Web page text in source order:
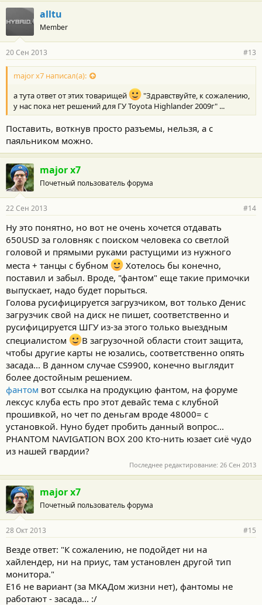
alltu
Member
20 Сен 2013 #13
major x7 написал(а):
а тута ответ от этих товарищей
"Здравствуйте, к сожалению,
у нас пока нет решений для ГУ Toyota Highlander 2009г" ...
Поставить, воткнув просто разъемы, нельзя, а с
паяльником можно.
major x7
Почетный пользователь форума
22 Сен 2013 #14
Ну это понятно, но вот не очень хочется отдавать
650USD за головняк с поиском человека со светлой
головой и прямыми руками растущими из нужного
места + танцы с бубном
Хотелось бы конечно,
поставил и забыл. Вроде, "фантом" еще такие примочки
выпускает, надо будет порыться.
Голова русифицируется загрузчиком, вот только Денис
загрузчик свой на диск не пишет, соответственно и
русифицируется ШГУ из-за этого только выездным
специалистом
В загрузочной области стоит защита,
чтобы другие карты не юзались, соответственно опять
засада... В данном случае CS9900, конечно выглядит
более достойным решением.
фантом вот ссылка на продукцию фантом, на форуме
лексус клуба есть про этот девайс тема с клубной
прошивкой, но чет по деньгам вроде 48000= с
установкой. Нуно будет пробить данный вопрос...
PHANTOM NAVIGATION BOX 200 Кто-нить юзает сиё чудо
из нашей гвардии?
Последнее редактирование: 26 Сен 2013
major x7
Почетный пользователь форума
28 Окт 2013 #15
Везде ответ: "К сожалению, не подойдет ни на
хайлендер, ни на приус, там установлен другой тип
монитора."
Е16 не вариант (за МКАДом жизни нет), фантомы не
работают - засада... :/